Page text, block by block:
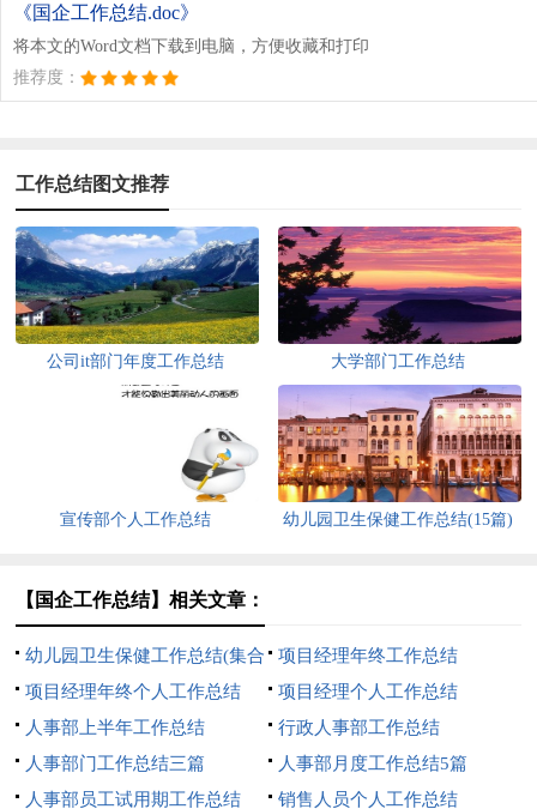
《国企工作总结.doc》
将本文的Word文档下载到电脑，方便收藏和打印
推荐度：
工作总结图文推荐
公司it部门年度工作总结 大学部门工作总结
宣传部个人工作总结 幼儿园卫生保健工作总结(15篇)
【国企工作总结】相关文章：
幼儿园卫生保健工作总结(集合
15篇)
项目经理年终工作总结
项目经理年终个人工作总结
项目经理个人工作总结
人事部上半年工作总结
行政人事部工作总结
人事部门工作总结三篇
人事部月度工作总结5篇
人事部员工试用期工作总结
销售人员个人工作总结